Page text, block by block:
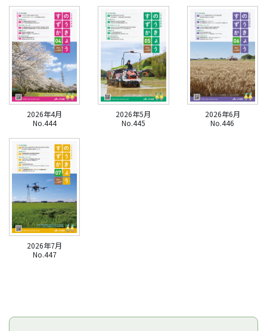
2026年4月
No.444
2026年5月
No.445
2026年6月
No.446
2026年7月
No.447